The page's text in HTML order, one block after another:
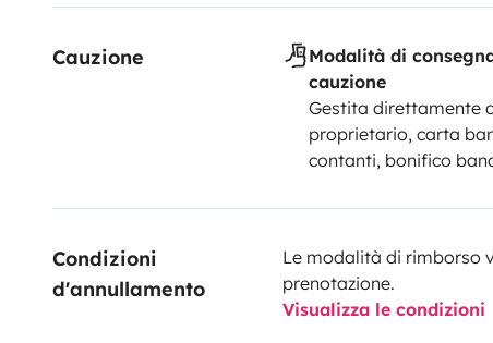
Cauzione
Modalità di
cauzione
Gestita direttamente
proprietario, carta
contanti, bonifico
Condizioni
d'annullamento
Le modalità di rimborso
prenotazione.
Visualizza le condizioni